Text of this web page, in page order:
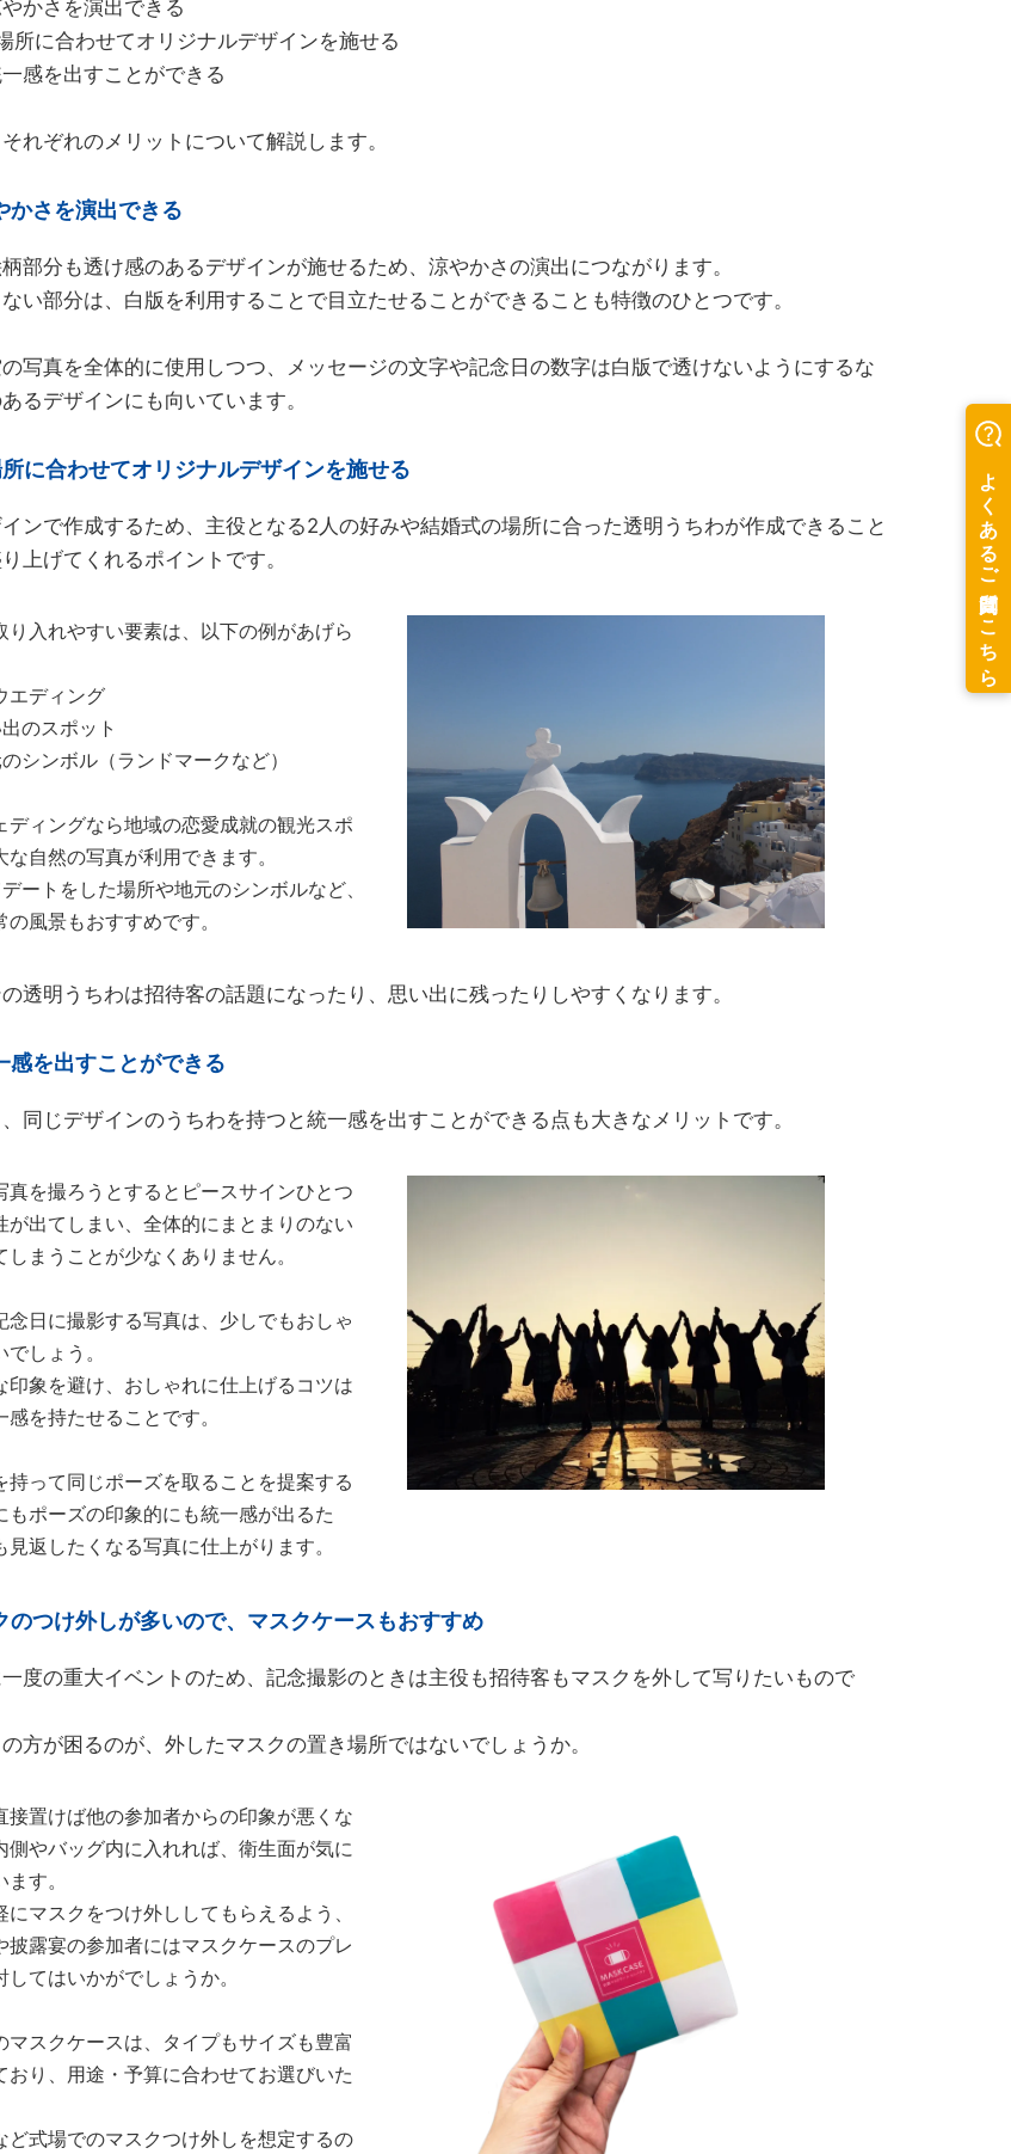
かさを演出できる
所に合わせてオリジナルデザインを施せる
感を出すことができる
れぞれのメリットについて解説します。
かさを演出できる
部分も透け感のあるデザインが施せるため、涼やかさの演出につながります。
い部分は、白版を利用することで目立たせることができることも特徴のひとつです。
写真を全体的に使用しつつ、メッセージの文字や記念日の数字は白版で透けないようにするな
るデザインにも向いています。
に合わせてオリジナルデザインを施せる
ンで作成するため、主役となる2人の好みや結婚式の場所に合った透明うちわが作成できること
上げてくれるポイントです。
り入れやすい要素は、以下の例があげら
エディング
のスポット
シンボル（ランドマークなど）
ディングなら地域の恋愛成就の観光スポ
な自然の写真が利用できます。
ートをした場所や地元のシンボルなど、
風景もおすすめです。
透明うちわは招待客の話題になったり、思い出に残ったりしやすくなります。
感を出すことができる
同じデザインのうちわを持つと統一感を出すことができる点も大きなメリットです。
真を撮ろうとするとピースサインひとつ
が出てしまい、全体的にまとまりのない
しまうことが少なくありません。
念日に撮影する写真は、少しでもおしゃ
しょう。
印象を避け、おしゃれに仕上げるコツは
を持たせることです。
持って同じポーズを取ることを提案する
もポーズの印象的にも統一感が出るた
見返したくなる写真に仕上がります。
のつけ外しが多いので、マスクケースもおすすめ
度の重大イベントのため、記念撮影のときは主役も招待客もマスクを外して写りたいもので
方が困るのが、外したマスクの置き場所ではないでしょうか。
接置けば他の参加者からの印象が悪くな
側やバッグ内に入れれば、衛生面が気に
す。
にマスクをつけ外ししてもらえるよう、
披露宴の参加者にはマスクケースのプレ
してはいかがでしょうか。
マスクケースは、タイプもサイズも豊富
おり、用途・予算に合わせてお選びいた
ど式場でのマスクつけ外しを想定するの